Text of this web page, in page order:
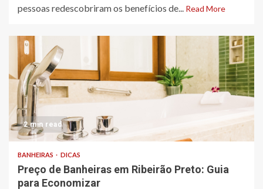
pessoas redescobriram os benefícios de... Read More
2 min read
BANHEIRAS DICAS
Preço de Banheiras em Ribeirão Preto: Guia
para Economizar